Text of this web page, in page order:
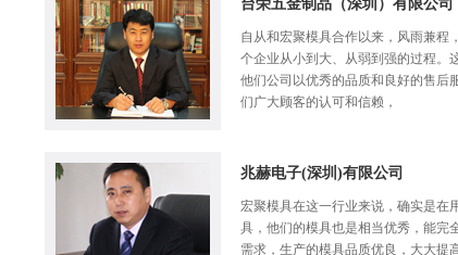
台荣五金制品（深圳）有限公司
自从和宏聚模具合作以来，风雨兼程
个企业从小到大、从弱到强的过程。
他们公司以优秀的品质和良好的售后
们广大顾客的认可和信赖，
兆赫电子(深圳)有限公司
宏聚模具在这一行业来说，确实是在
具，他们的模具也是相当优秀，能完
需求，生产的模具品质优良，大大提